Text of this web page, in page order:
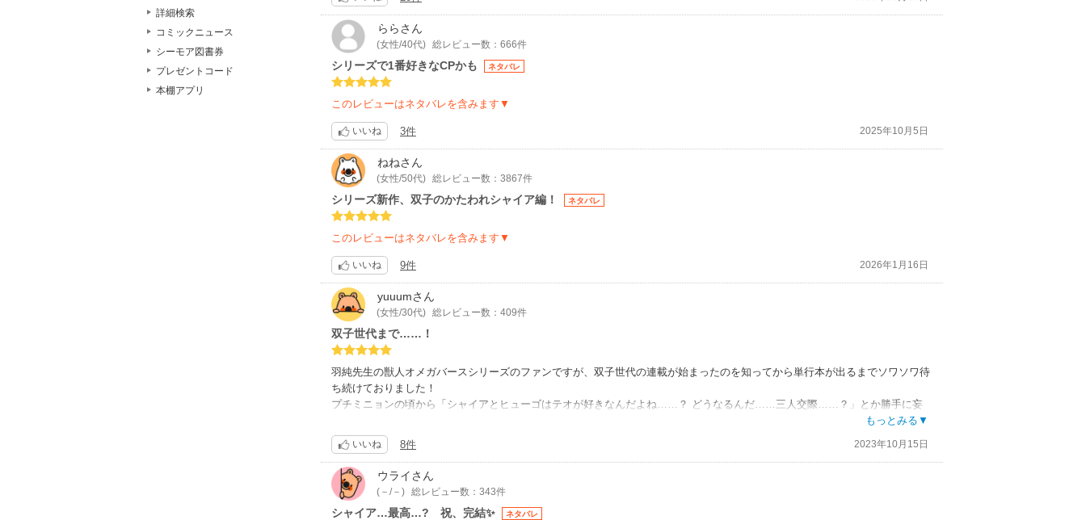
詳細検索
コミックニュース
シーモア図書券
プレゼントコード
本棚アプリ
らら さん
(女性/40代) 総レビュー数：666件
シリーズで1番好きなCPかも ネタバレ
このレビューはネタバレを含みます▼
いいね 3件 2025年10月5日
ねねさん
(女性/50代) 総レビュー数：3867件
シリーズ新作、双子のかたわれシャイア編！ ネタバレ
このレビューはネタバレを含みます▼
いいね 9件 2026年1月16日
yuuumさん
(女性/30代) 総レビュー数：409件
双子世代まで……！
羽純先生の獣人オメガバースシリーズのファンですが、双子世代の連載が始まったのを知ってから単行本が出るまでソワソワ待
ち続けておりました！
プチミニョンの頃から「シャイアとヒューゴはテオが好きなんだよね……？ どうなるんだ……三人交際……？」とか勝手に妄
想していたので読み始めてから「シャイア……おまえってやつは……」とベリルに対してやりたい放題のシャイアにも肩入れし
てしまいます……（泣）
ベリルとシャイアって根っこのところで似てる部分も多いし、ご両親のようになっていくのでは？と思っております。
そしてヒューゴとテオの話まで……！！！αとβではありますがこの二人も幸せになってほしいなぁ……。βなのにモテ度がすご
いテオな気がするのでヒューゴも頑張らないとですね笑
※3巻まで読みました！！
シャイアとベリルがついにラブハピになったよーーー！！（脳内に鳴り響く教会のベル）おめでとう〜〜〜！！！そしてダート
もっとみる▼
いいね 8件 2023年10月15日
ウライ さん
(－/－) 総レビュー数：343件
シャイア…最高…? 祝、完結✨ ネタバレ